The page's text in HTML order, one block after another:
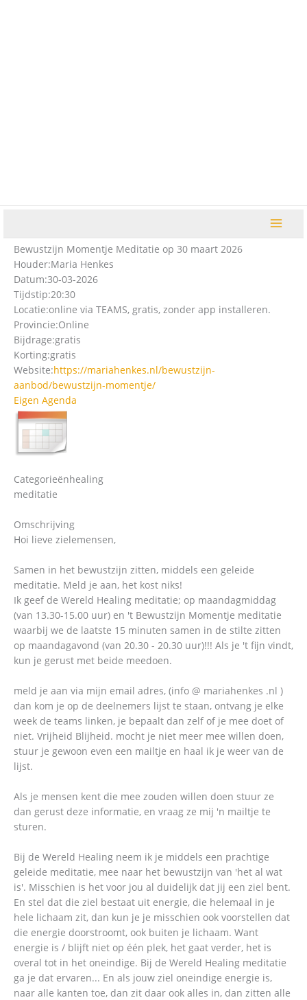
Bewustzijn Momentje Meditatie op 30 maart 2026
Houder:Maria Henkes
Datum:30-03-2026
Tijdstip:20:30
Locatie:online via TEAMS, gratis, zonder app installeren.
Provincie:Online
Bijdrage:gratis
Korting:gratis
Website:https://mariahenkes.nl/bewustzijn-
aanbod/bewustzijn-momentje/
Eigen Agenda
Categorieënhealing
meditatie
Omschrijving
Hoi lieve zielemensen,
Samen in het bewustzijn zitten, middels een geleide
meditatie. Meld je aan, het kost niks!
Ik geef de Wereld Healing meditatie; op maandagmiddag
(van 13.30-15.00 uur) en 't Bewustzijn Momentje meditatie
waarbij we de laatste 15 minuten samen in de stilte zitten
op maandagavond (van 20.30 - 20.30 uur)!!! Als je 't fijn vindt,
kun je gerust met beide meedoen.
meld je aan via mijn email adres, (info @ mariahenkes .nl )
dan kom je op de deelnemers lijst te staan, ontvang je elke
week de teams linken, je bepaalt dan zelf of je mee doet of
niet. Vrijheid Blijheid. mocht je niet meer mee willen doen,
stuur je gewoon even een mailtje en haal ik je weer van de
lijst.
Als je mensen kent die mee zouden willen doen stuur ze
dan gerust deze informatie, en vraag ze mij 'n mailtje te
sturen.
Bij de Wereld Healing neem ik je middels een prachtige
geleide meditatie, mee naar het bewustzijn van 'het al wat
is'. Misschien is het voor jou al duidelijk dat jij een ziel bent.
En stel dat die ziel bestaat uit energie, die helemaal in je
hele lichaam zit, dan kun je je misschien ook voorstellen dat
die energie doorstroomt, ook buiten je lichaam. Want
energie is / blijft niet op één plek, het gaat verder, het is
overal tot in het oneindige. Bij de Wereld Healing meditatie
ga je dat ervaren... En als jouw ziel oneindige energie is,
naar alle kanten toe, dan zit daar ook alles in, dan zitten alle